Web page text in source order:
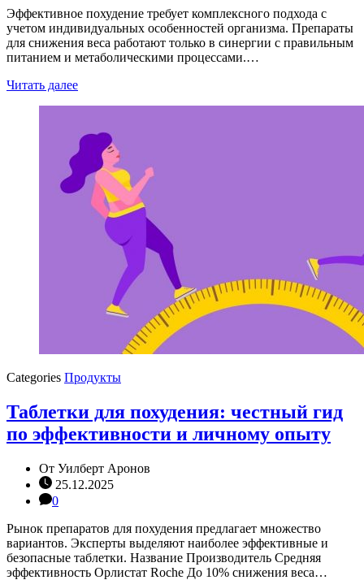
Эффективное похудение требует комплексного подхода с
учетом индивидуальных особенностей организма. Препараты
для снижения веса работают только в синергии с правильным
питанием и метаболическими процессами.…
Читать далее
Categories Продукты
Таблетки для похудения: честный гид
по эффективности и личному опыту
От Уилберт Аронов
25.12.2025
0
Рынок препаратов для похудения предлагает множество
вариантов. Эксперты выделяют наиболее эффективные и
безопасные таблетки. Название Производитель Средняя
эффективность Орлистат Roche До 10% снижения веса…